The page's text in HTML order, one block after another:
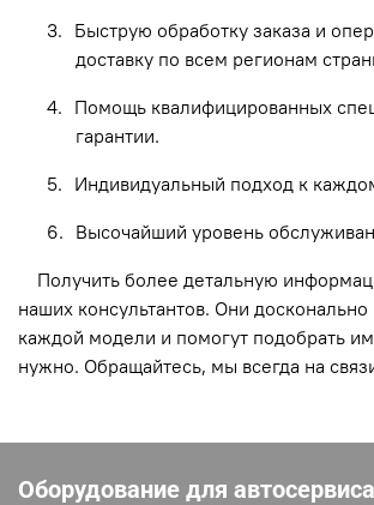
3. Быструю обработку заказа и
доставку по всем регионам
4. Помощь квалифицированных
гарантии.
5. Индивидуальный подход к
6. Высочайший уровень
Получить более детальную
наших консультантов. Они досконально
каждой модели и помогут подобрать
нужно. Обращайтесь, мы всегда на
Оборудование для автосервиса